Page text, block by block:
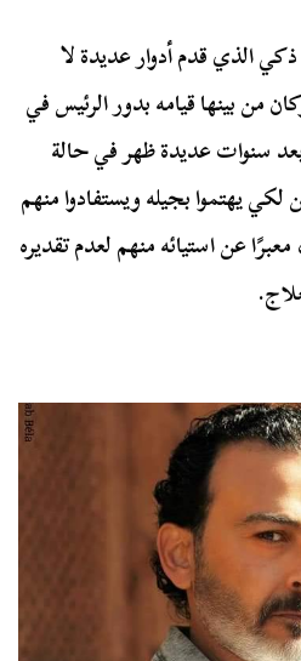
الذي قدم أدوار عديدة لا
من بينها قيامه بدور الرئيس في
سنوات عديدة ظهر في حالة
لكي يهتموا بجيله ويستفادوا منهم
عن استيائه منهم لعدم تقديره